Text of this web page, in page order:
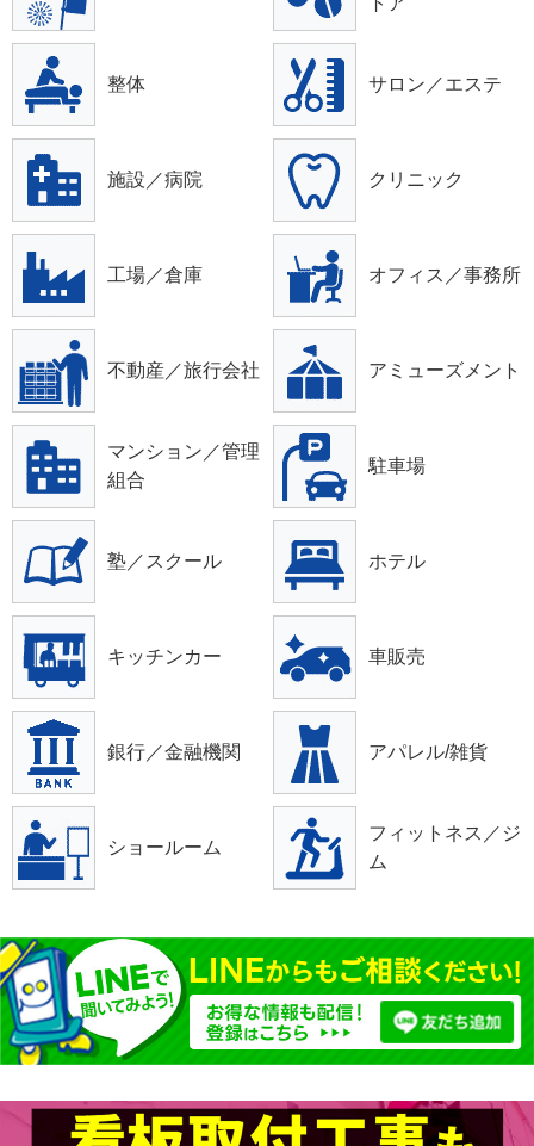
整体 サロン／エステ
施設／病院 クリニック
工場／倉庫 オフィス／事務所
不動産／旅行会社 アミューズメント
マンション／管理
組合
駐車場
塾／スクール ホテル
キッチンカー 車販売
銀行／金融機関 アパレル/雑貨
ショールーム
フィットネス／ジ
ム